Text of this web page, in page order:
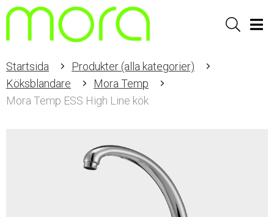
Sök
Startsida
Produkter (alla kategorier)
Köksblandare
Mora Temp
Mora Temp ESS High Line kök